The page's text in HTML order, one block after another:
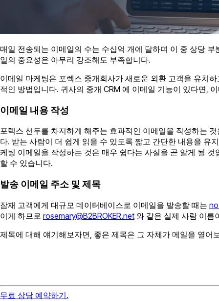
매일 전송되는 이메일의 수는 수십억 개에 달하며 이 중 상당
일의 중요성은 아무리 강조해도 부족합니다.
이메일 마케팅은 포렉스 중개회사가 새로운 외환 고객을 유치
적인 방법입니다. 귀사의 중개 CRM 에 이메일 기능이 있다면,
이메일 내용 작성
포렉스 선두를 차지하게 해주는 효과적인 이메일을 작성하는
다. 받는 사람이 더 쉽게 읽을 수 있도록 짧고 간단한 내용을 유
케팅 이메일을 작성하는 것은 매우 쉽다는 사실을 곧 알게 될
할 수 있습니다.
발송 이메일 주소 및 제목
잠재 고객에게 대규모 데이터베이스로 이메일을 발송할 때는
이게 하므로 rosemary@B2BROKER.net 와 같은 실제 사람 이름
제목에 대해 얘기해보자면, 좋은 제목은 그 자체가 메일을 열
무료 상담 예약하기.